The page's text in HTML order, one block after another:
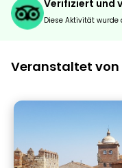
Verifiziert und
Diese Aktivität
Veranstaltet von